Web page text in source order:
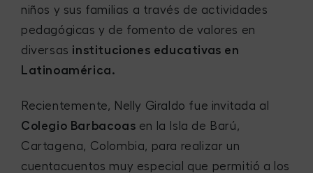
niños y sus familias a través de actividades
pedagógicas y de fomento de valores en
diversas instituciones educativas en
Latinoamérica.
Recientemente, Nelly Giraldo fue invitada al
Colegio Barbacoas en la Isla de Barú,
Cartagena, Colombia, para realizar un
cuentacuentos muy especial que permitió a los